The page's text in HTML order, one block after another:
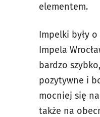
elementem.
Impelki były
Impela
bardzo
pozytywne i
mocniej się
także na